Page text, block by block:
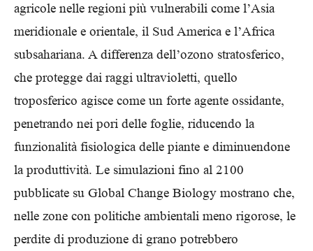
agricole nelle regioni più vulnerabili come l’Asia
meridionale e orientale, il Sud America e l’Africa
subsahariana. A differenza dell’ozono stratosferico,
che protegge dai raggi ultravioletti, quello
troposferico agisce come un forte agente ossidante,
penetrando nei pori delle foglie, riducendo la
funzionalità fisiologica delle piante e diminuendone
la produttività. Le simulazioni fino al 2100
pubblicate su Global Change Biology mostrano che,
nelle zone con politiche ambientali meno rigorose, le
perdite di produzione di grano potrebbero